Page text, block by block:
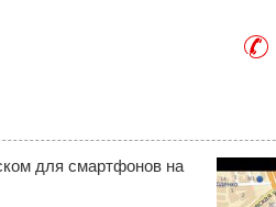
для смартфонов на